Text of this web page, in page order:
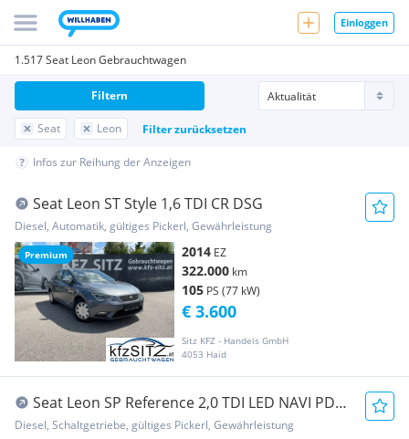
Einloggen
1.517 Seat Leon Gebrauchtwagen
Seat Leon Filter zurücksetzen
Filtern
Infos zur Reihung der Anzeigen
Premium
Seat Leon ST Style 1,6 TDI CR DSG
Diesel, Automatik, gültiges Pickerl, Gewährleistung
2014 EZ
322.000 km
105 PS (77 kW)
Sitz KFZ - Handels GmbH
4053 Haid
€ 3.600
Seat Leon SP Reference 2,0 TDI LED NAVI PDC
SHZ TEMP...
Diesel, Schaltgetriebe, gültiges Pickerl, Gewährleistung